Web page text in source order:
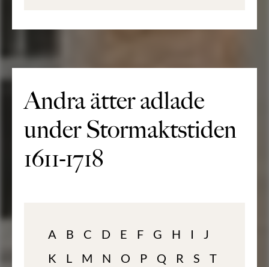
Andra ätter adlade
under Stormaktstiden
1611-1718
A B C D E F G H I
J
K
L M N O P Q R S
T